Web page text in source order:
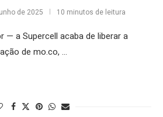
de 2025 10 minutos de leitura
— a Supercell acaba de liberar a
de mo.co, …